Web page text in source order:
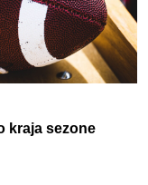
kraja sezone